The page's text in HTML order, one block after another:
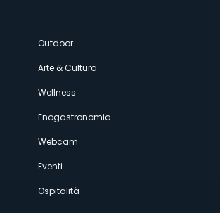
Outdoor
Arte & Cultura
Wellness
Enogastronomia
Webcam
Eventi
Ospitalità